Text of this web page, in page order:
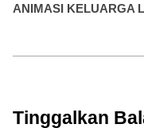
ANIMASI KELUARGA
Tinggalkan